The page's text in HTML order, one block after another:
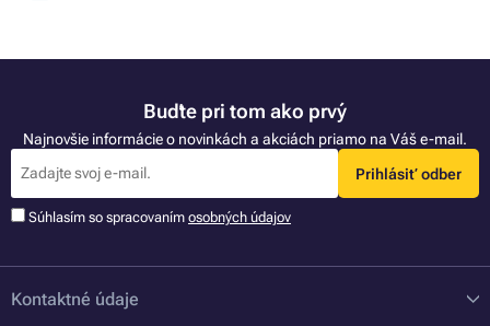
Buďte pri tom ako prvý
Najnovšie informácie o novinkách a akciách priamo na Váš e-mail.
Prihlásiť odber
Súhlasím so spracovaním osobných údajov
Kontaktné údaje